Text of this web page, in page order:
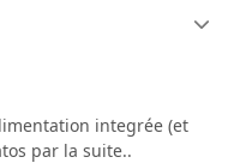
integrée (et
par la suite..